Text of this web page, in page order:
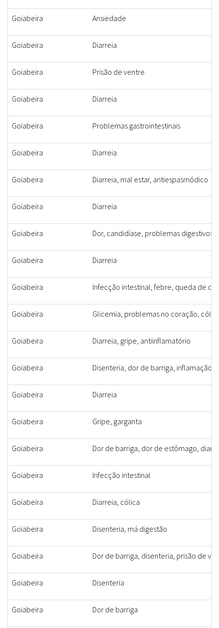
Goiabeira Ansiedade
Goiabeira Diarreia
Goiabeira Prisão de ventre
Goiabeira Diarreia
Goiabeira Problemas gastrointestinais
Goiabeira Diarreia
Goiabeira Diarreia, mal estar, antiespasmódico
Goiabeira Diarreia
Goiabeira Dor, candidíase, problemas
Goiabeira Diarreia
Goiabeira Infecção intestinal, febre, queda de
Goiabeira Glicemia, problemas no coração,
Goiabeira Diarreia, gripe, antiinflamatório
Goiabeira Disenteria, dor de barriga, inflamação
Goiabeira Diarreia
Goiabeira Gripe, garganta
Goiabeira Dor de barriga, dor de estômago,
Goiabeira Infecção intestinal
Goiabeira Diarreia, cólica
Goiabeira Disenteria, má digestão
Goiabeira Dor de barriga, disenteria, prisão de
Goiabeira Disenteria
Goiabeira Dor de barriga